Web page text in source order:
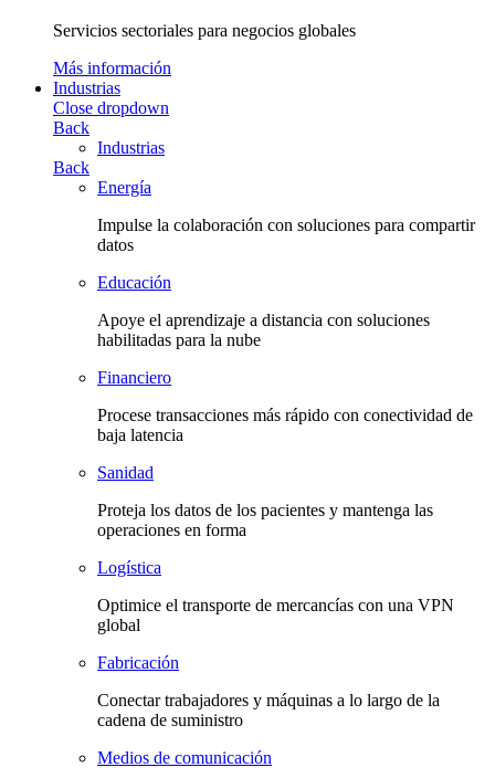
Servicios sectoriales para negocios globales
Más información
Industrias
Close dropdown
Back
Industrias
Back
Energía
Impulse la colaboración con soluciones para compartir
datos
Educación
Apoye el aprendizaje a distancia con soluciones
habilitadas para la nube
Financiero
Procese transacciones más rápido con conectividad de
baja latencia
Sanidad
Proteja los datos de los pacientes y mantenga las
operaciones en forma
Logística
Optimice el transporte de mercancías con una VPN
global
Fabricación
Conectar trabajadores y máquinas a lo largo de la
cadena de suministro
Medios de comunicación